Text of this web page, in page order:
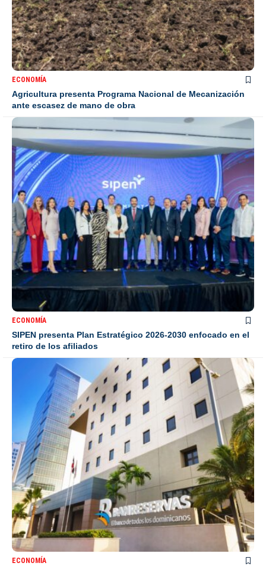
ECONOMÍA
Agricultura presenta Programa Nacional de Mecanización
ante escasez de mano de obra
ECONOMÍA
SIPEN presenta Plan Estratégico 2026-2030 enfocado en el
retiro de los afiliados
ECONOMÍA